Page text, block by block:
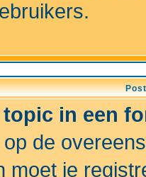
in een
de
moet je